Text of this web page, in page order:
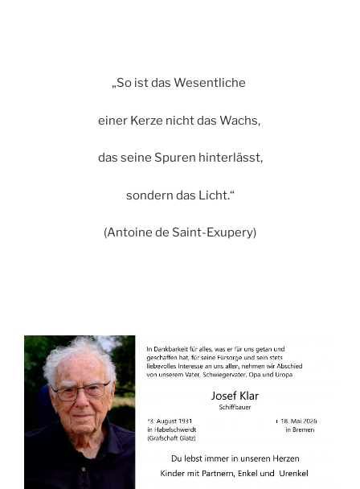
„So ist das Wesentliche
einer Kerze nicht das Wachs,
das seine Spuren hinterlässt,
sondern das Licht.“
(Antoine de Saint-Exupery)